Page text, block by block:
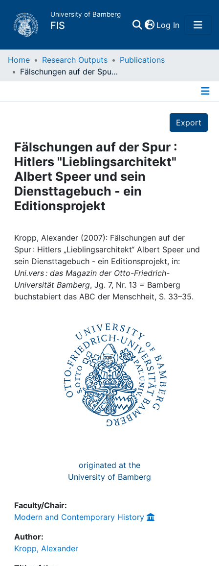
University of Bamberg
FIS Log In(current)
Home
Projects
People
Institutions
My FIS
Help
Home Research Outputs
Publications
Fälschungen auf der Spur : Hitlers "Lieblingsarchitekt" Albert Speer und sein Diensttagebuch - ein Editionsprojekt
Export
Fälschungen auf der Spur :
Hitlers "Lieblingsarchitekt"
Albert Speer und sein
Diensttagebuch - ein
Editionsprojekt
Kropp, Alexander (2007): Fälschungen auf der
Spur : Hitlers „Lieblingsarchitekt“ Albert Speer und
sein Diensttagebuch - ein Editionsprojekt, in:
Uni.vers : das Magazin der Otto-Friedrich-
Universität Bamberg, Jg. 7, Nr. 13 = Bamberg
buchstabiert das ABC der Menschheit, S. 33–35.
originated at the
University of Bamberg
Faculty/Chair:
Modern and Contemporary History
Author:
Kropp, Alexander